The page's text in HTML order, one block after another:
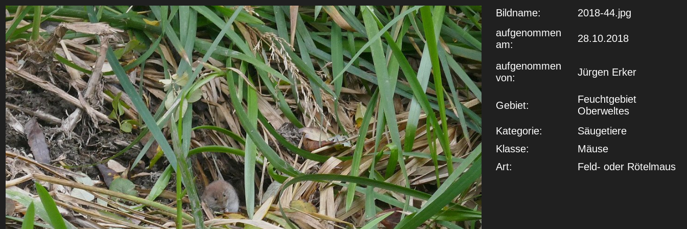
Bildname:
2018-44.jpg
aufgenommen
am:
28.10.2018
aufgenommen
von:
Jürgen Erker
Gebiet:
Feuchtgebiet
Oberweltes
Kategorie:
Säugetiere
Klasse:
Mäuse
Art:
Feld- oder Rötelmaus